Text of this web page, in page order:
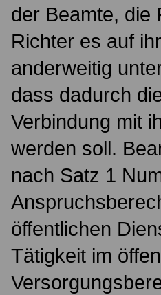
der Beamte, die
Richter es auf
anderweitig
dass dadurch
Verbindung mit
werden soll.
nach Satz 1
öffentlichen
Tätigkeit im